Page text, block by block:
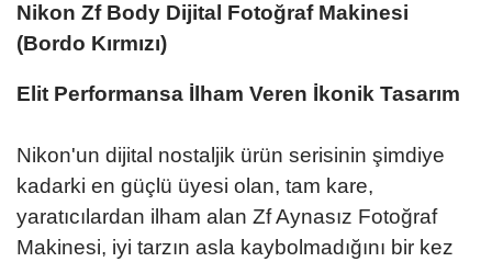
Nikon Zf Body Dijital Fotoğraf Makinesi
(Bordo Kırmızı)
Elit Performansa İlham Veren İkonik Tasarım
Nikon'un dijital nostaljik ürün serisinin şimdiye
kadarki en güçlü üyesi olan, tam kare,
yaratıcılardan ilham alan Zf Aynasız Fotoğraf
Makinesi, iyi tarzın asla kaybolmadığını bir kez